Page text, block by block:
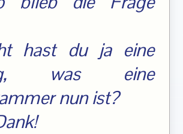
hast du ja eine
was eine
nun ist?